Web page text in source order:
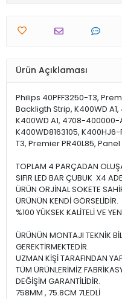
Ürün Açıklaması
Philips 40PFF3250-T3,
Backligth Strip, K400WD
K400WD A1, 4708-400000-
K400WD8163105,
T3, Premier PR40L85,
TOPLAM 4 PARÇADAN
SIFIR LED BAR ÇUBUK X4
ÜRÜN ORJİNAL SOKETE
ÜRÜNÜN KENDİ GÖRSELİDİR.
%100 YÜKSEK KALİTELİ VE
ÜRÜNÜN MONTAJI TEKNİK
GEREKTİRMEKTEDİR.
UZMAN KİŞİ TARAFINDAN
TÜM ÜRÜNLERİMİZ
DEĞİŞİM GARANTİLİDİR.
758MM , 75.8CM 7LEDLİ